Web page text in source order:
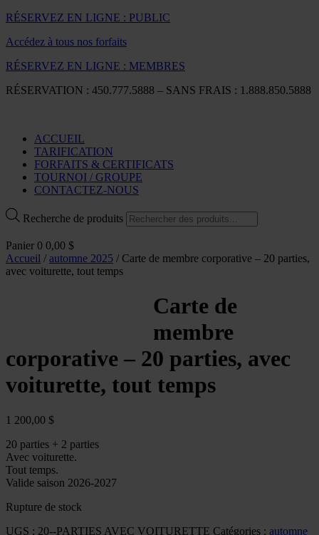
RÉSERVEZ EN LIGNE : PUBLIC
Accédez à tous nos forfaits
RÉSERVEZ EN LIGNE : MEMBRES
RÉSERVATION : 450.777.5888 – SANS FRAIS : 1.888.850.5888
ACCUEIL
TARIFICATION
FORFAITS & CERTIFICATS
TOURNOI / GROUPE
CONTACTEZ-NOUS
Recherche de produits
Panier 0 0,00 $
Accueil / automne 2025 / Carte de membre corporative – 20 parties,
avec voiturette, tout temps
Carte de
membre
corporative – 20 parties, avec
voiturette, tout temps
1 200,00 $
20 parties + 2 parties
Avec voiturette.
Tout temps.
Valide saison 2026-2027
Rupture de stock
UGS : 20--PARTIES AVEC VOITURETTE Catégories : automne